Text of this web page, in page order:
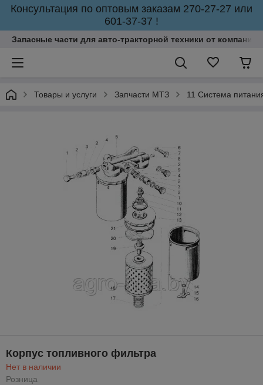
Консультация по оптовым заказам 270-27-27 или
601-37-37 !
Запасные части для авто-тракторной техники от
Товары и услуги Запчасти МТЗ 11 Система
Корпус топливного фильтра
Нет в наличии
Розница